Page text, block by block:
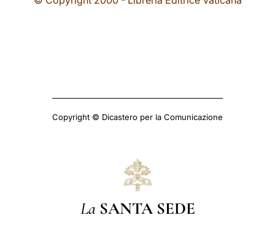
Copyright © Dicastero per la Comunicazione
La SANTA SEDE